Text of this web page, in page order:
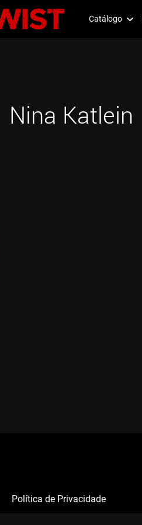
Catálogo
Nina Katlein
Política de Privacidade